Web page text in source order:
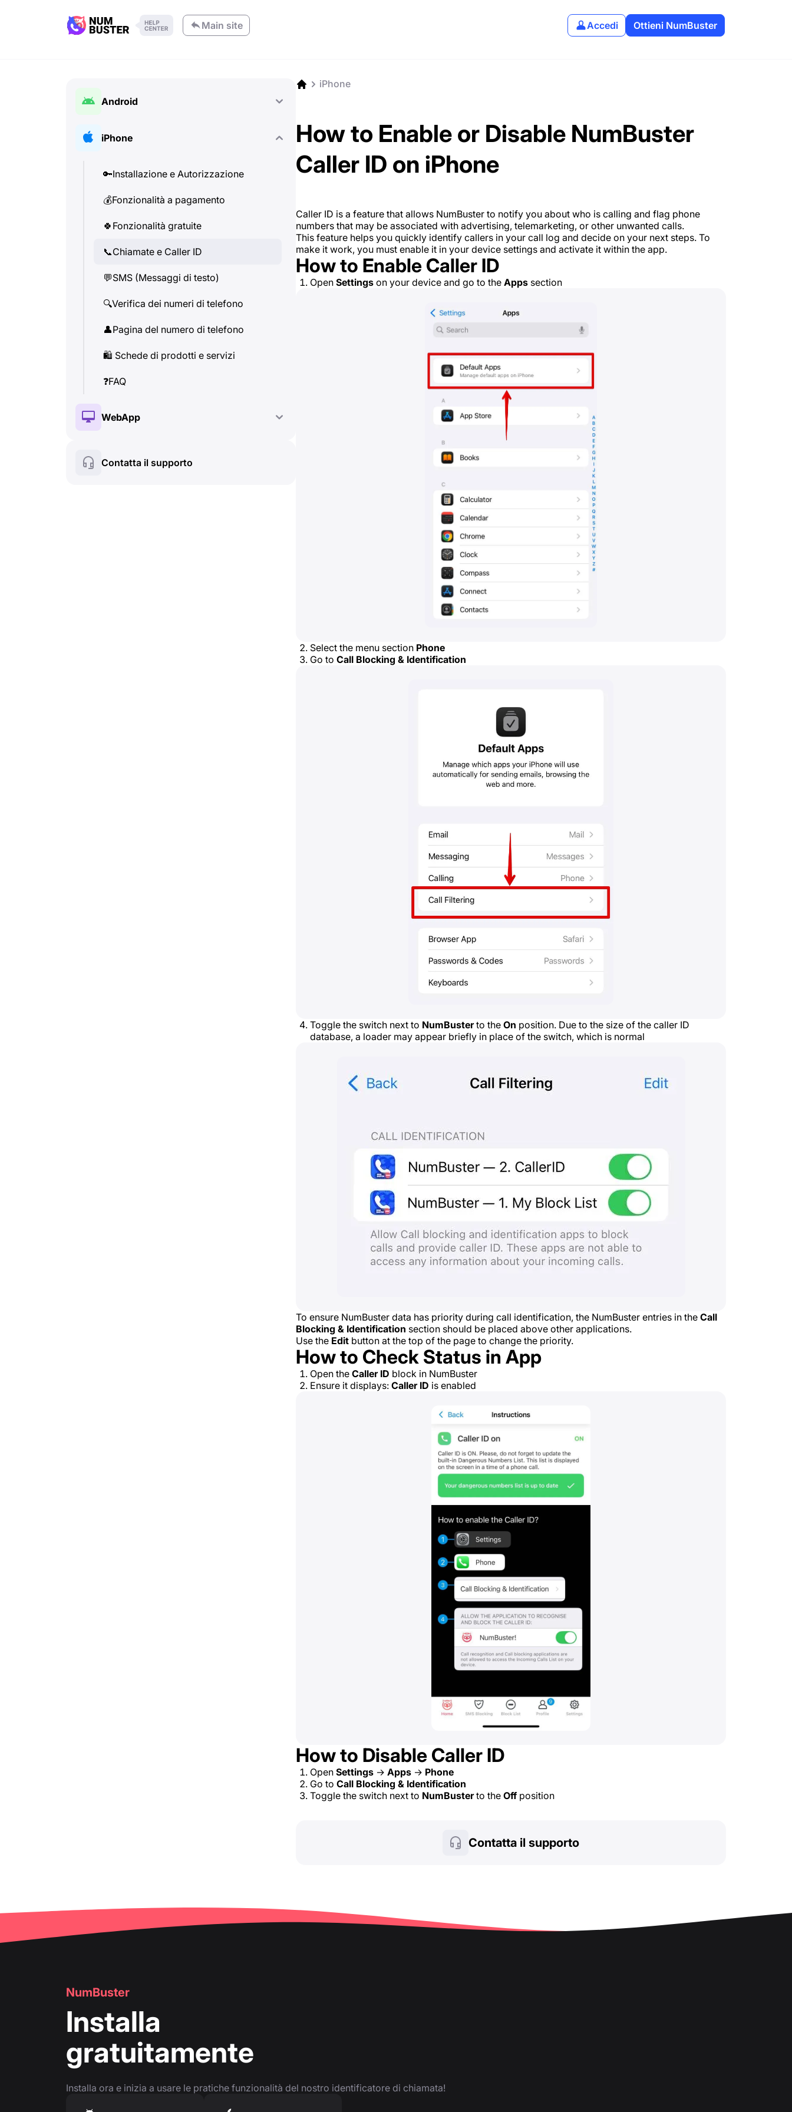
Main site Accedi Ottieni NumBuster
Android
🔑
iPhone
🔑Installazione e Autorizzazione
💰Fonzionalità a pagamento
🍀 Fonzionalità gratuite
📞Chiamate e Caller ID
💬SMS (Messaggi di testo)
🔍Verifica dei numeri di telefono
👤Pagina del numero di telefono
🛍 ️ Schede di prodotti e servizi
❓FAQ
WebApp
Contatta il supporto
iPhone
How to Enable or Disable NumBuster
Caller ID on iPhone
Caller ID is a feature that allows NumBuster to notify you about who is calling and flag phone
numbers that may be associated with advertising, telemarketing, or other unwanted calls.
This feature helps you quickly identify callers in your call log and decide on your next steps. To
make it work, you must enable it in your device settings and activate it within the app.
How to Enable Caller ID
Open Settings on your device and go to the Apps section
Select the menu section Phone
Go to Call Blocking & Identification
Toggle the switch next to NumBusterto the On position. Due to the size of the caller ID
database, a loader may appear briefly in place of the switch, which is normal
To ensure NumBuster data has priority during call identification, the NumBuster entries in the Call
Blocking & Identification section should be placed above other applications.
Use the Edit button at the top of the page to change the priority.
How to Check Status in App
Open the Caller ID block in NumBuster
Ensure it displays: Caller ID is enabled
How to Disable Caller ID
Open Settings → Apps → Phone
Go to Call Blocking & Identification
Toggle the switch next to NumBusterto the Off position
Contatta il supporto
NumBuster
Installa
gratuitamente
Installa ora e inizia a usare le pratiche funzionalità del nostro identificatore di chiamata!